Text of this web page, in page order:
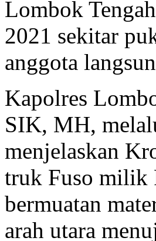
Lombok
2021 sekitar
anggota
Kapolres
SIK, MH,
menjelaskan
truk Fuso milik
bermuatan
arah utara